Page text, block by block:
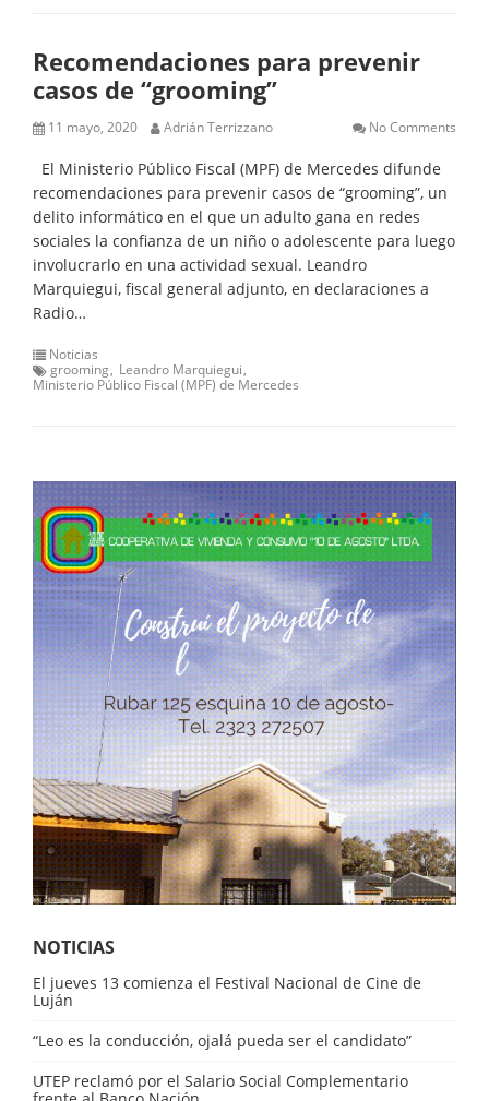
Recomendaciones para prevenir
casos de “grooming”
11 mayo, 2020 Adrián Terrizzano No Comments
El Ministerio Público Fiscal (MPF) de Mercedes difunde
recomendaciones para prevenir casos de “grooming”, un
delito informático en el que un adulto gana en redes
sociales la confianza de un niño o adolescente para luego
involucrarlo en una actividad sexual. Leandro
Marquiegui, fiscal general adjunto, en declaraciones a
Radio…
Noticias
grooming
Leandro Marquiegui
Ministerio Público Fiscal (MPF) de Mercedes
NOTICIAS
El jueves 13 comienza el Festival Nacional de Cine de
Luján
“Leo es la conducción, ojalá pueda ser el candidato”
UTEP reclamó por el Salario Social Complementario